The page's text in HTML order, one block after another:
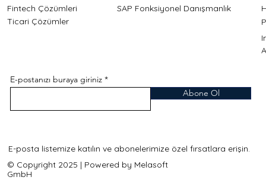
Fintech Çözümleri
SAP Fonksiyonel Danışmanlık
Ticari Çözümler
E-postanızı buraya giriniz
Abone Ol
E-posta listemize katılın ve abonelerimize özel fırsatlara erişin.
© Copyright 2025 | Powered by Melasoft
GmbH